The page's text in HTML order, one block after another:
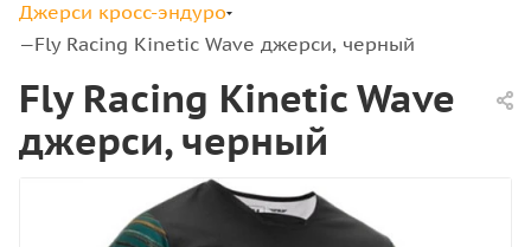
Джерси кросс-эндуро
—Fly Racing Kinetic Wave джерси, черный
Fly Racing Kinetic Wave
джерси, черный